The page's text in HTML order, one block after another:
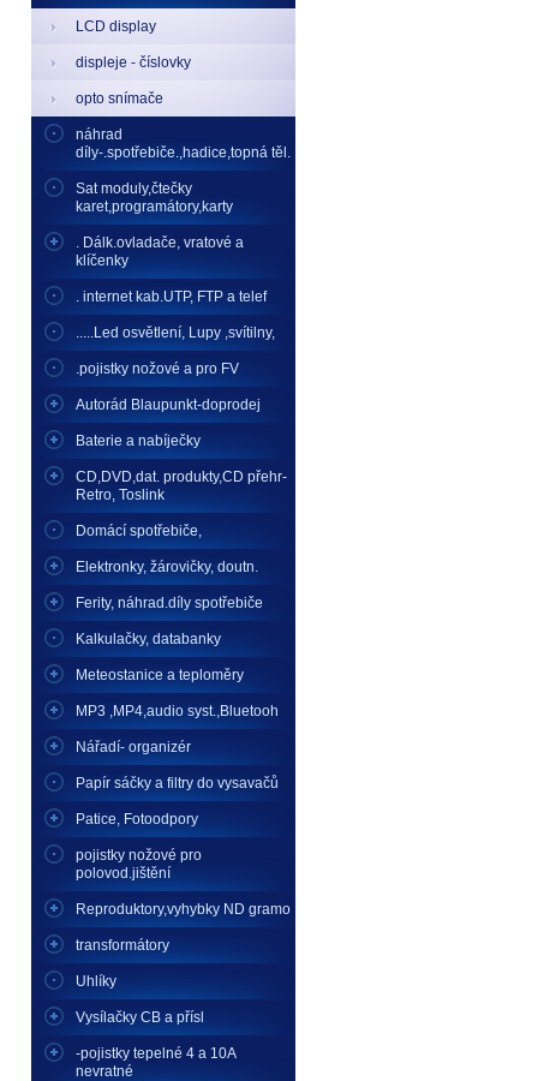
LCD display
displeje - číslovky
opto snímače
náhrad
díly-.spotřebiče.,hadice,topná těl.
Sat moduly,čtečky
karet,programátory,karty
. Dálk.ovladače, vratové a
klíčenky
. internet kab.UTP, FTP a telef
.....Led osvětlení, Lupy ,svítilny,
.pojistky nožové a pro FV
Autorád Blaupunkt-doprodej
Baterie a nabíječky
CD,DVD,dat. produkty,CD přehr-
Retro, Toslink
Domácí spotřebiče,
Elektronky, žárovičky, doutn.
Ferity, náhrad.díly spotřebiče
Kalkulačky, databanky
Meteostanice a teploměry
MP3 ,MP4,audio syst.,Bluetooh
Nářadí- organizér
Papír sáčky a filtry do vysavačů
Patice, Fotoodpory
pojistky nožové pro
polovod.jištění
Reproduktory,vyhybky ND gramo
transformátory
Uhlíky
Vysílačky CB a přísl
-pojistky tepelné 4 a 10A
nevratné